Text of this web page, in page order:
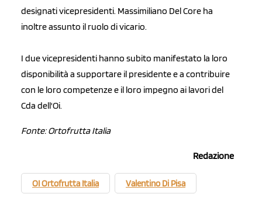
designati vicepresidenti. Massimiliano Del Core ha
inoltre assunto il ruolo di vicario.
I due vicepresidenti hanno subito manifestato la loro
disponibilità a supportare il presidente e a contribuire
con le loro competenze e il loro impegno ai lavori del
Cda dell'Oi.
Fonte: Ortofrutta Italia
Redazione
OI Ortofrutta Italia Valentino Di Pisa